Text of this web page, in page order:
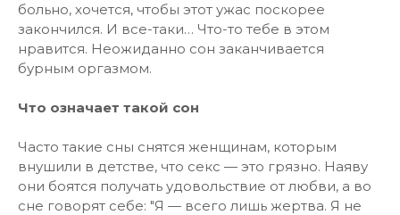
больно, хочется, чтобы этот ужас поскорее
закончился. И все-таки… Что-то тебе в этом
нравится. Неожиданно сон заканчивается
бурным оргазмом.
Что означает такой сон
Часто такие сны снятся женщинам, которым
внушили в детстве, что секс — это грязно. Наяву
они боятся получать удовольствие от любви, а во
сне говорят себе: "Я — всего лишь жертва. Я не